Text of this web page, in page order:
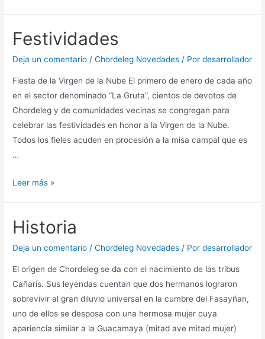
Festividades
Deja un comentario /Chordeleg Novedades / Pordesarrollador
Fiesta de la Virgen de la Nube El primero de enero de cada año
en el sector denominado “La Gruta”, cientos de devotos de
Chordeleg y de comunidades vecinas se congregan para
celebrar las festividades en honor a la Virgen de la Nube.
Todos los fieles acuden en procesión a la misa campal que es
…
Leer más »
Historia
Deja un comentario /Chordeleg Novedades / Pordesarrollador
El origen de Chordeleg se da con el nacimiento de las tribus
Cañarís. Sus leyendas cuentan que dos hermanos lograron
sobrevivir al gran diluvio universal en la cumbre del Fasayñan,
uno de ellos se desposa con una hermosa mujer cuya
apariencia similar a la Guacamaya (mitad ave mitad mujer)